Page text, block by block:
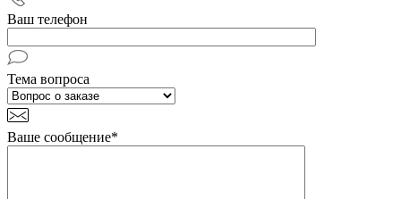
Ваш телефон
Тема вопроса
Ваше сообщение*